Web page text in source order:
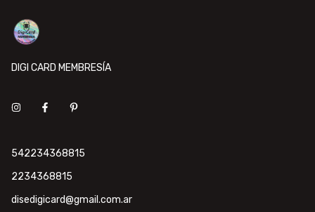
DIGI CARD MEMBRESÍA
542234368815
2234368815
disedigicard@gmail.com.ar